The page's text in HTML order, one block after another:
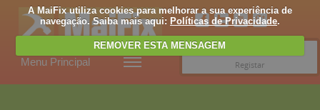
A MaiFix utiliza cookies para melhorar a sua experiência de
navegação. Saiba mais aqui: Políticas de Privacidade.
REMOVER ESTA MENSAGEM
Menu Principal
Registar